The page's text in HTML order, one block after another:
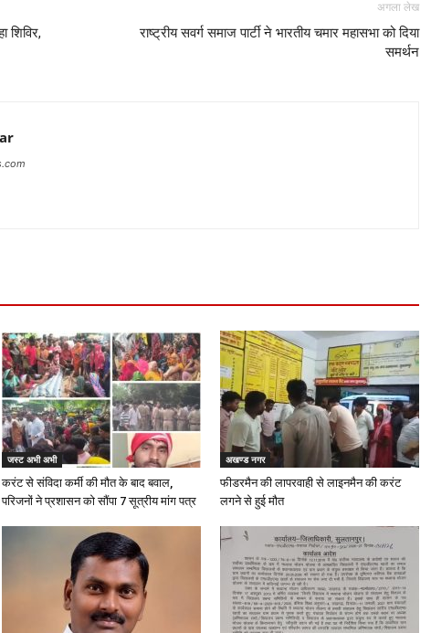
शिविर,
अगला लेख
राष्ट्रीय सवर्ग समाज पार्टी ने भारतीय चमार महासभा को दिया
समर्थन
जस्ट अभी अभी
करंट से संविदा कर्मी की मौत के बाद बवाल,
परिजनों ने प्रशासन को सौंपा 7 सूत्रीय मांग पत्र
अखण्ड नगर
फीडरमैन की लापरवाही से लाइनमैन की करंट
लगने से हुई मौत